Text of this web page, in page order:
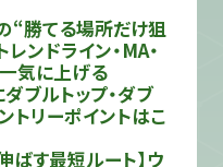
“勝てる場所だけ狙
ンドライン・MA・
気に上げる
ブルトップ・ダブ
トリーポイントはこ
ばす最短ルート】ウ